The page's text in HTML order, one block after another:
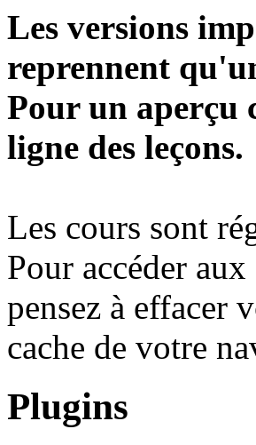
Les versions
reprennent
Pour un aperçu
ligne des leçons.
Les cours sont
Pour accéder
pensez à effacer
cache de votre
Plugins